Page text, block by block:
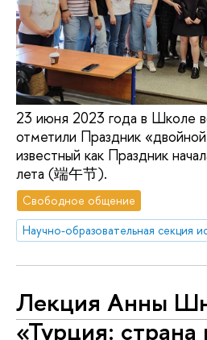
23 июня 2023 года в Школе
отметили Праздник
известный как Праздник
лета (端午节).
Свободное общение
Лекция Анны
«Турция: страна